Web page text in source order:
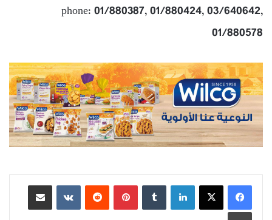
phone: 01/880387, 01/880424, 03/640642,
01/880578
لينكدإن بينتيريست
مشاركة عبر البريد
طباعة